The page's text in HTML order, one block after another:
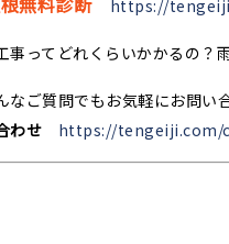
https://
ってどれくらいかかるの？
ご質問でもお気軽にお問い
わせ
https://tengeiji.com/